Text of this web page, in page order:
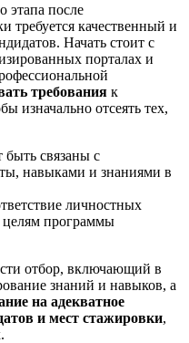
этапа после
требуется качественный и
Начать стоит с
порталах и
требования к
изначально отсеять тех,
быть связаны с
навыками и знаниями в
личностных
целям программы
отбор, включающий в
знаний и навыков, а
на адекватное
и мест стажировки,